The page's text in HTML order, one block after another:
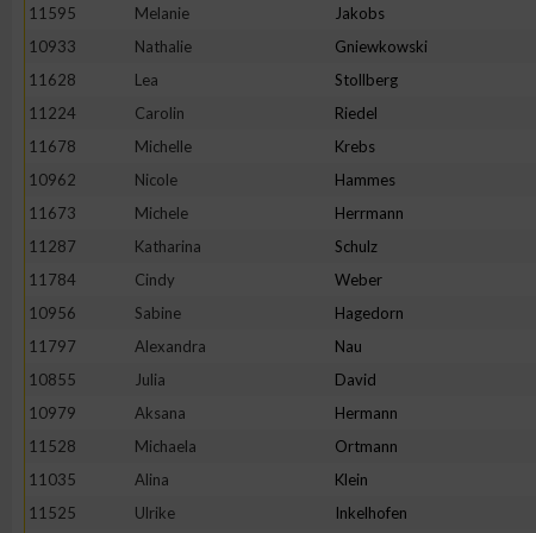
11595 Melanie Jakobs
10933
Nathalie Gniewkowski
11628
Lea Stollberg
11224
Carolin Riedel
11678
Michelle Krebs
10962
Nicole Hammes
11673
Michele Herrmann
11287
Katharina Schulz
11784
Cindy Weber
10956
Sabine Hagedorn
11797
Alexandra Nau
10855
Julia David
10979
Aksana Hermann
11528
Michaela Ortmann
11035
Alina Klein
11525
Ulrike Inkelhofen